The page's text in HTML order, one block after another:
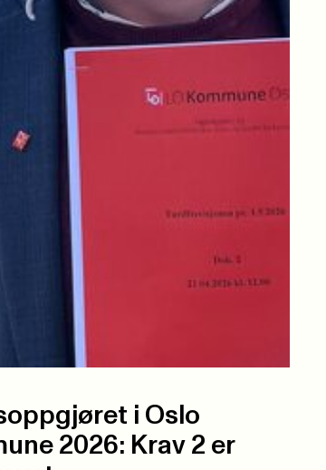
i Oslo
2026: Krav 2 er